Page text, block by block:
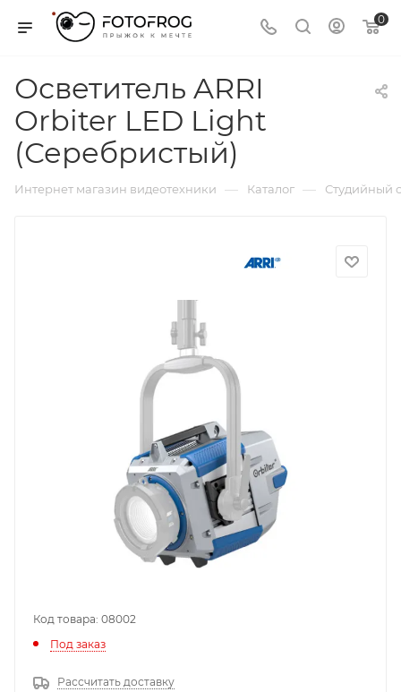
0
Осветитель ARRI
Orbiter LED Light
(Серебристый)
Интернет магазин видеотехники — Каталог — Студийный
Код товара: 08002
Под заказ
Рассчитать доставку